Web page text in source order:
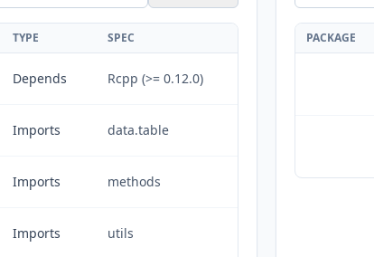
TYPE SPEC
Depends Rcpp (>= 0.12.0)
Imports data.table
Imports methods
Imports utils
PACKAGE